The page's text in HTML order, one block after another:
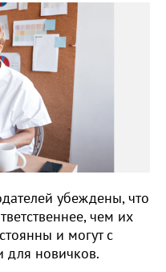
убеждены, что
чем их
и могут с
для новичков.